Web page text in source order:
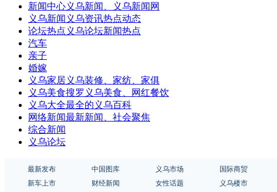
新闻中心义乌新闻、义乌新闻网
义乌新闻 义乌资讯热点动态
论坛热点 义乌论坛新闻热点
汽车
亲子
婚嫁
义乌家居义乌装修、家纺、家俱
义乌美食搜罗义乌美食、网红餐饮
义乌大全最全的义乌百科
网络新闻最新新闻、社会聚焦
综合新闻
义乌论坛
最新发布 中国图库 义乌市场 国际商贸
新车上市
财经新闻 女性话题 义乌楼市